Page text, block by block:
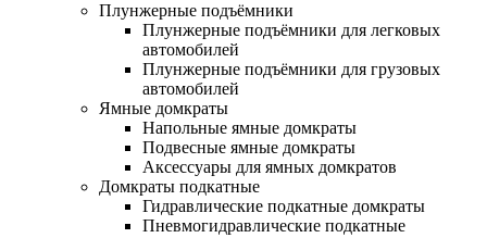
Плунжерные подъёмники
Плунжерные подъёмники для легковых
автомобилей
Плунжерные подъёмники для грузовых
автомобилей
Ямные домкраты
Напольные ямные домкраты
Подвесные ямные домкраты
Аксессуары для ямных домкратов
Домкраты подкатные
Гидравлические подкатные домкраты
Пневмогидравлические подкатные